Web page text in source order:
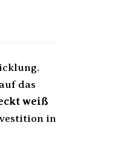
das
weiß
in